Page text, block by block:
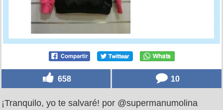
658 10
¡Tranquilo, yo te salvaré! por @supermanumolina